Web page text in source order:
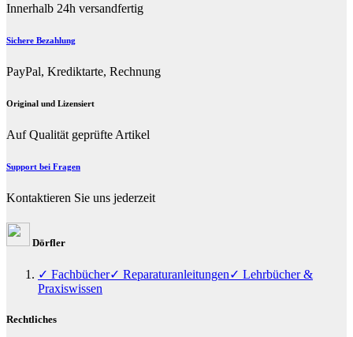
Innerhalb 24h versandfertig
Sichere Bezahlung
PayPal, Krediktarte, Rechnung
Original und Lizensiert
Auf Qualität geprüfte Artikel
Support bei Fragen
Kontaktieren Sie uns jederzeit
Dörfler
✓ Fachbücher✓ Reparaturanleitungen✓ Lehrbücher &
Praxiswissen
Rechtliches